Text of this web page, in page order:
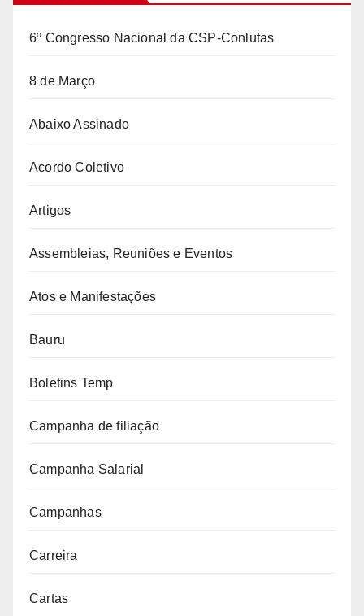
6º Congresso Nacional da CSP-Conlutas
8 de Março
Abaixo Assinado
Acordo Coletivo
Artigos
Assembleias, Reuniões e Eventos
Atos e Manifestações
Bauru
Boletins Temp
Campanha de filiação
Campanha Salarial
Campanhas
Carreira
Cartas